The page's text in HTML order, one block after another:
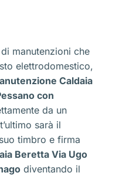
manutenzioni che
elettrodomestico,
Caldaia
con
da un
sarà il
timbro e firma
Beretta Via Ugo
diventando il